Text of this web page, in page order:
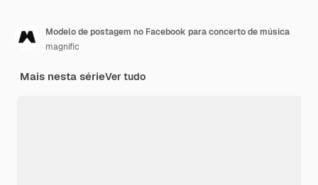
Modelo de postagem no Facebook para concerto de música
magnific
Mais nesta sérieVer tudo